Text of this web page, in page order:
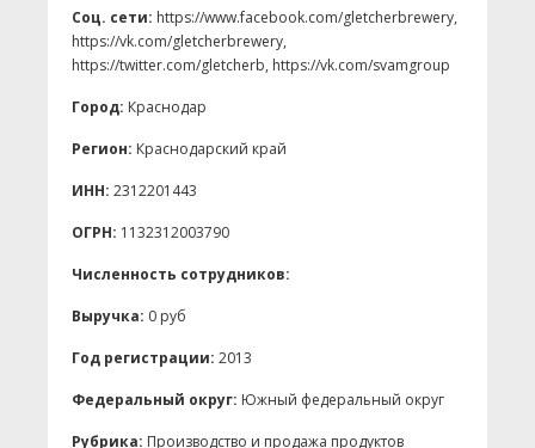
Соц. сети: https://www.facebook.com/gletcherbrewery,
https://vk.com/gletcherbrewery,
https://twitter.com/gletcherb, https://vk.com/svamgroup
Город: Краснодар
Регион: Краснодарский край
ИНН: 2312201443
ОГРН: 1132312003790
Численность сотрудников:
Выручка: 0 руб
Год регистрации: 2013
Федеральный округ: Южный федеральный округ
Рубрика: Производство и продажа продуктов